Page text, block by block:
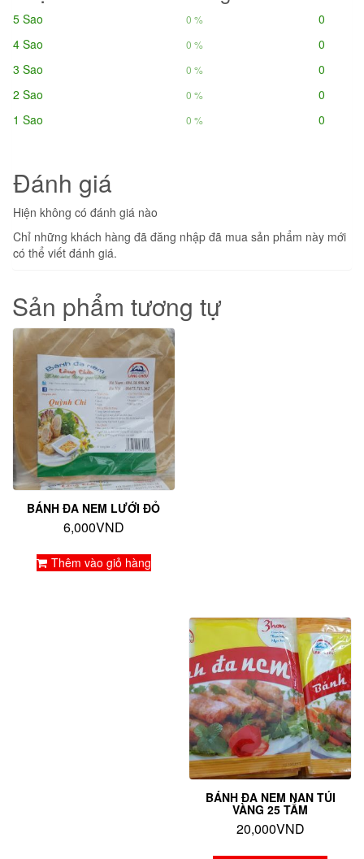
5 Sao 0
0 %
4 Sao 0
0 %
3 Sao 0
0 %
2 Sao 0
0 %
1 Sao 0
0 %
Đánh giá
Hiện không có đánh giá nào
Chỉ những khách hàng đã đăng nhập đã mua sản phẩm này mới
có thể viết đánh giá.
Sản phẩm tương tự
BÁNH ĐA NEM LƯỚI ĐỎ
6,000VND
Thêm vào giỏ hàng
BÁNH ĐA NEM NAN TÚI
VÀNG 25 TẤM
20,000VND